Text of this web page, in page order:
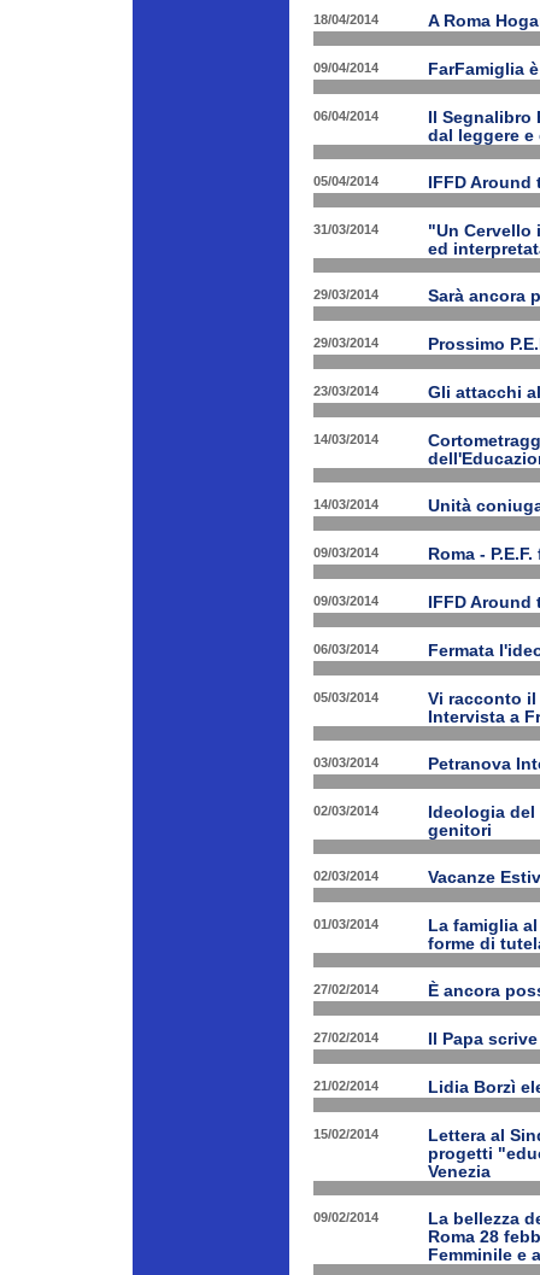
18/04/2014 A Roma
09/04/2014 FarFamiglia
06/04/2014
Il
dal leggere
05/04/2014 IFFD
31/03/2014
"Un Cervello
ed
29/03/2014 Sarà ancora
29/03/2014 Prossimo
23/03/2014 Gli attacchi
14/03/2014
14/03/2014 Unità
09/03/2014 Roma -
09/03/2014 IFFD
06/03/2014 Fermata
05/03/2014
Vi racconto il
Intervista a
03/03/2014 Petranova
02/03/2014
Ideologia
genitori
02/03/2014 Vacanze
01/03/2014
La famiglia
forme di
27/02/2014 È ancora
27/02/2014 Il Papa
21/02/2014 Lidia Borzì
15/02/2014
Lettera al
progetti
Venezia
09/02/2014
La bellezza
Roma 28
Femminile e